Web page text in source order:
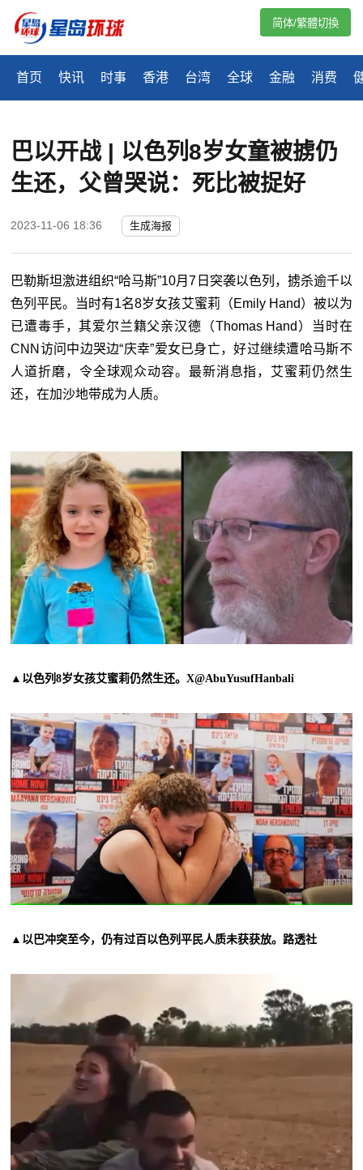
首页 快讯 时事 香港 台湾 全球 金融 消费
简体/繁體切換
巴以开战 | 以色列8岁女童被掳仍
生还，父曾哭说：死比被捉好
2023-11-06 18:36 生成海报
巴勒斯坦激进组织“哈马斯”10月7日突袭以色列，掳杀逾千以
色列平民。当时有1名8岁女孩艾蜜莉（Emily Hand）被以为
已遭毒手，其爱尔兰籍父亲汉德（Thomas Hand）当时在
CNN访问中边哭边“庆幸”爱女已身亡，好过继续遭哈马斯不
人道折磨，令全球观众动容。最新消息指，艾蜜莉仍然生
还，在加沙地带成为人质。
▲以色列8岁女孩艾蜜莉仍然生还。X@AbuYusufHanbali
▲以巴冲突至今，仍有过百以色列平民人质未获获放。路透社